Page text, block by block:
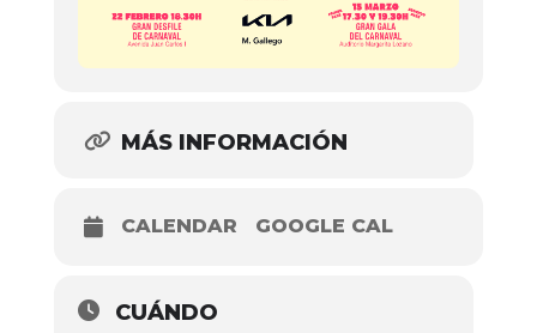
MÁS INFORMACIÓN
CALENDAR GOOGLE CAL
CUÁNDO